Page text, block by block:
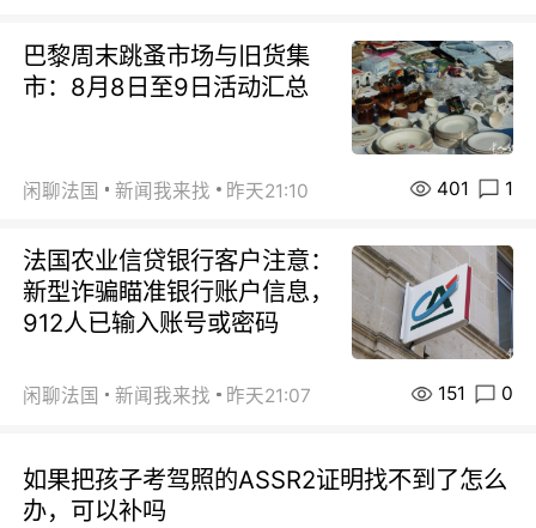
巴黎周末跳蚤市场与旧货集
市：8月8日至9日活动汇总
闲聊法国 新闻我来找 昨天21:10 401 1
法国农业信贷银行客户注意：
新型诈骗瞄准银行账户信息，
912人已输入账号或密码
闲聊法国 新闻我来找 昨天21:07 151 0
如果把孩子考驾照的ASSR2证明找不到了怎么
办，可以补吗